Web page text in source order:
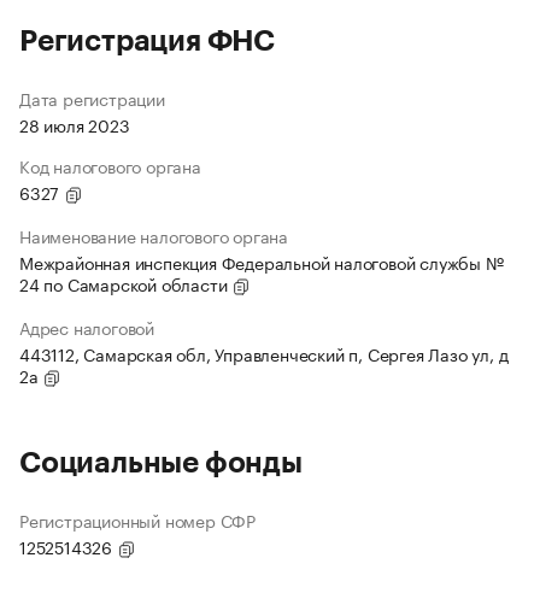
Регистрация ФНС
Дата регистрации
28 июля 2023
Код налогового органа
6327
Наименование налогового органа
Межрайонная инспекция Федеральной налоговой службы №
24 по Самарской области
Адрес налоговой
443112, Самарская обл, Управленческий п, Сергея Лазо ул, д
2а
Социальные фонды
Регистрационный номер СФР
1252514326